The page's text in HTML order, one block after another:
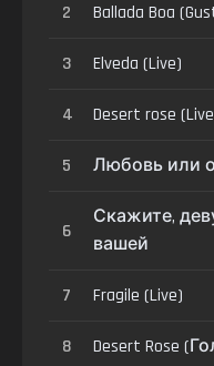
2 Ballada Boa
3 Elveda (Live)
4 Desert rose
5 Любовь или
6
Скажите,
вашей
7 Fragile (Live)
8 Desert Rose